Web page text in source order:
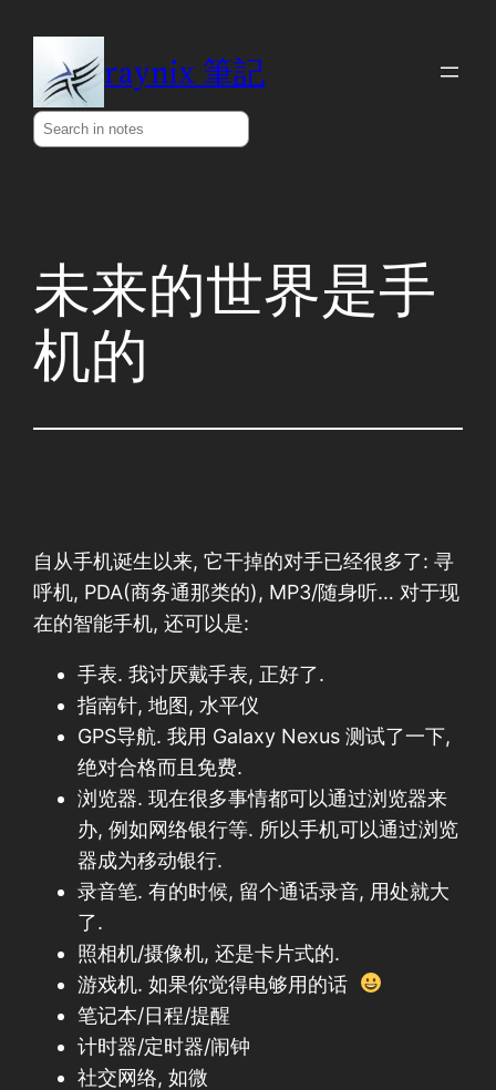
content
raynix 筆記
Search
未来的世界是手
机的
自从手机诞生以来, 它干掉的对手已经很多了: 寻
呼机, PDA(商务通那类的), MP3/随身听… 对于现
在的智能手机, 还可以是:
手表. 我讨厌戴手表, 正好了.
指南针, 地图, 水平仪
GPS导航. 我用 Galaxy Nexus 测试了一下,
绝对合格而且免费.
浏览器. 现在很多事情都可以通过浏览器来
办, 例如网络银行等. 所以手机可以通过浏览
器成为移动银行.
录音笔. 有的时候, 留个通话录音, 用处就大
了.
照相机/摄像机, 还是卡片式的.
游戏机. 如果你觉得电够用的话
笔记本/日程/提醒
计时器/定时器/闹钟
社交网络, 如微